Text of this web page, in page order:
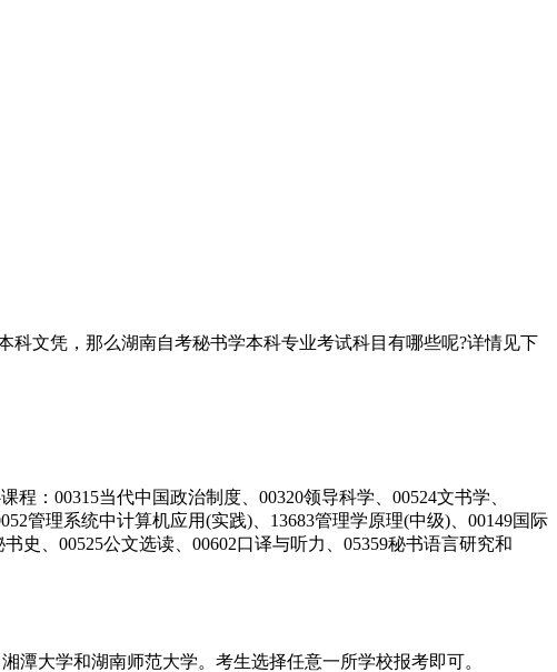
文凭，那么湖南自考秘书学本科专业考试科目有哪些呢?详情见下
：00315当代中国政治制度、00320领导科学、00524文书学、
管理系统中计算机应用(实践)、13683管理学原理(中级)、00149国际
史、00525公文选读、00602口译与听力、05359秘书语言研究和
潭大学和湖南师范大学。考生选择任意一所学校报考即可。